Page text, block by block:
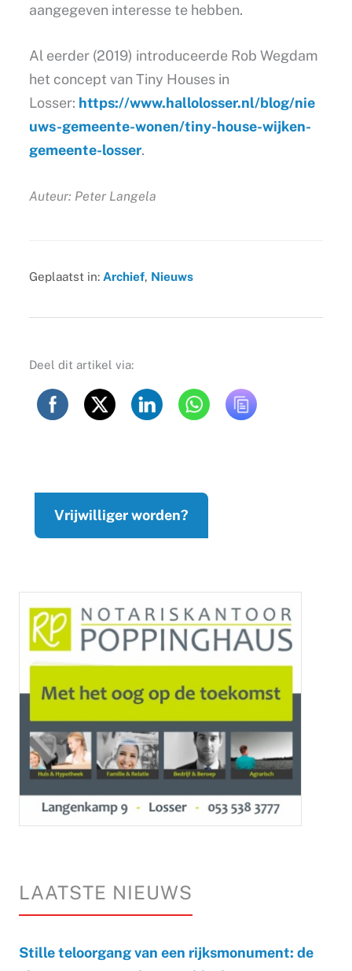
aangegeven interesse te hebben.
Al eerder (2019) introduceerde Rob Wegdam
het concept van Tiny Houses in
Losser: https://www.hallolosser.nl/blog/nie
uws-gemeente-wonen/tiny-house-wijken-
gemeente-losser.
Auteur: Peter Langela
Geplaatst in: Archief, Nieuws
Deel dit artikel via:
Vrijwilliger worden?
LAATSTE NIEUWS
Stille teloorgang van een rijksmonument: de